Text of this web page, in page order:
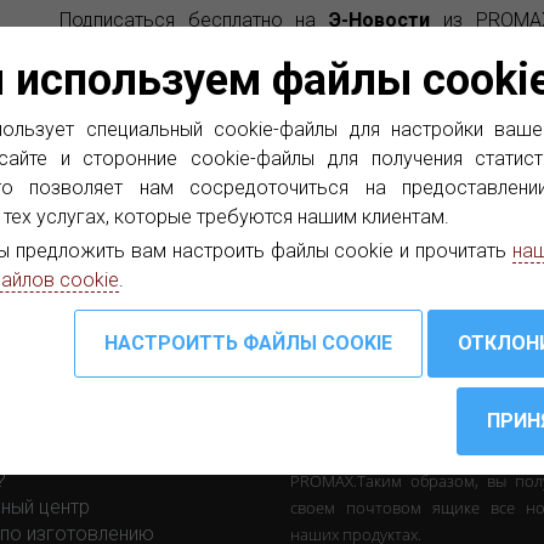
файлы
специальный cookie-файлы для настройки
и сторонние cookie-файлы для получения
позволяет нам сосредоточиться на
услугах, которые требуются нашим клиентам.
предложить вам настроить файлы cookie и прочитать
cookie.
Подписаться бесплатно наЭ-Новости из
Я прочитал и принимаюПолитику
центр
изготовлению
Подписаться бесплатно наЭ-
PROMAX.Таким образом, вы
своем почтовом ящике все
наших продуктах.